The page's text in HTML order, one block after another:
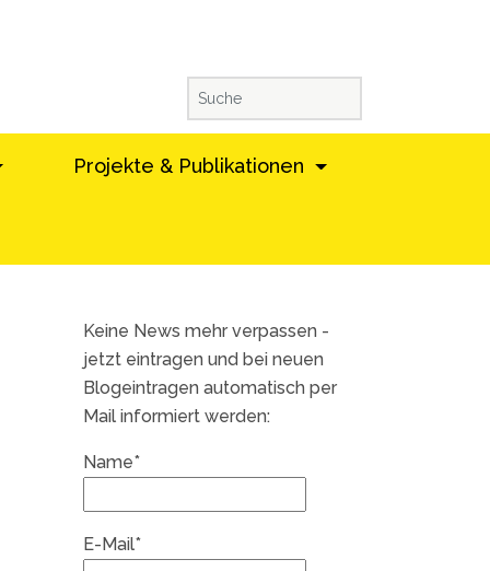
Projekte & Publikationen
Keine News mehr verpassen -
jetzt eintragen und bei neuen
Blogeintragen automatisch per
Mail informiert werden:
Name*
E-Mail*